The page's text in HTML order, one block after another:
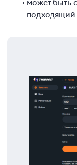
подходящий